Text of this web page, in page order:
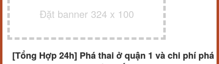
Đặt banner 324 x 100
[Tổng Hợp 24h] Phá thai ở quận 1 và chi phí phá